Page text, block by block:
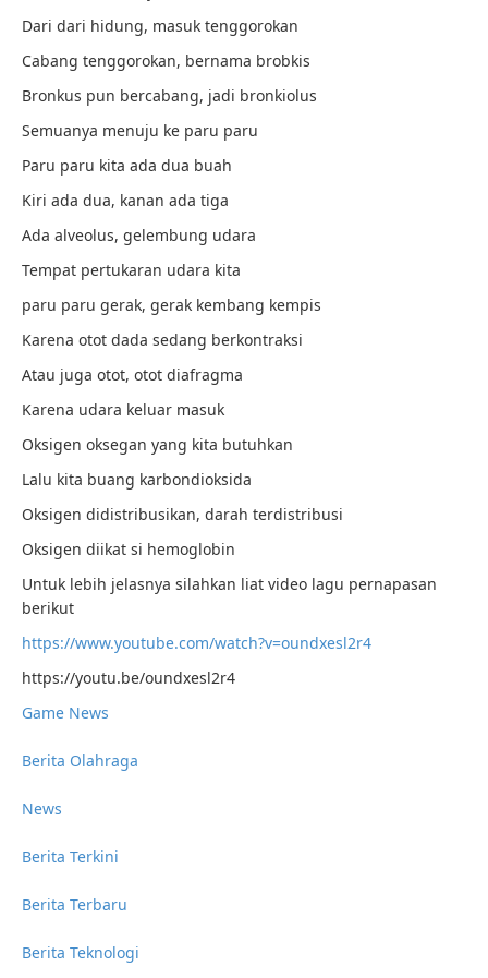
Dari dari hidung, masuk tenggorokan
Cabang tenggorokan, bernama brobkis
Bronkus pun bercabang, jadi bronkiolus
Semuanya menuju ke paru paru
Paru paru kita ada dua buah
Kiri ada dua, kanan ada tiga
Ada alveolus, gelembung udara
Tempat pertukaran udara kita
paru paru gerak, gerak kembang kempis
Karena otot dada sedang berkontraksi
Atau juga otot, otot diafragma
Karena udara keluar masuk
Oksigen oksegan yang kita butuhkan
Lalu kita buang karbondioksida
Oksigen didistribusikan, darah terdistribusi
Oksigen diikat si hemoglobin
Untuk lebih jelasnya silahkan liat video lagu pernapasan
berikut
https://www.youtube.com/watch?v=oundxesl2r4
https://youtu.be/oundxesl2r4
Game News
Berita Olahraga
News
Berita Terkini
Berita Terbaru
Berita Teknologi